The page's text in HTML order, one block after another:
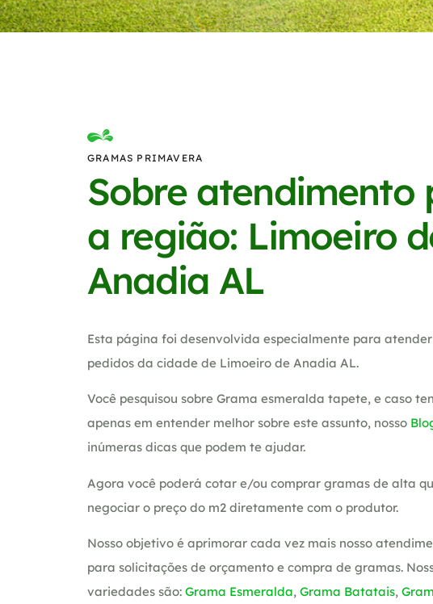
GRAMAS PRIMAVERA
Sobre atendimento
a região: Limoeiro
Anadia AL
Esta página foi desenvolvida especialmente para
pedidos da cidade de Limoeiro de Anadia AL.
Você pesquisou sobre Grama esmeralda tapete, e caso
apenas em entender melhor sobre este assunto, nosso
inúmeras dicas que podem te ajudar.
Agora você poderá cotar e/ou comprar gramas de alta
negociar o preço do m2 diretamente com o produtor.
Nosso objetivo é aprimorar cada vez mais nosso
para solicitações de orçamento e compra de gramas.
variedades são: Grama Esmeralda, Grama Batatais,